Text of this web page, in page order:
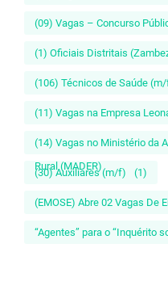
(09) Vagas – Concurso
(1) Oficiais Distritais
(106) Técnicos de Saúde
(11) Vagas na Empresa
(14) Vagas no Ministério da
Rural (MADER)
(30) Auxiliares (m/f) (1)
(EMOSE) Abre 02 Vagas De
“Agentes” para o “Inquérito